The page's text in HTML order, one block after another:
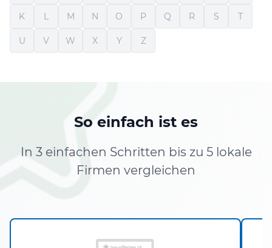
K L M N O P Q R S T
U V W X Y Z
So einfach ist es
In 3 einfachen Schritten bis zu 5 lokale
Firmen vergleichen